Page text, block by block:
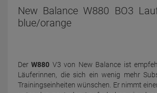
New Balance W880 BO3
blue/orange
DerW880 V3 von New Balance ist
Läuferinnen, die sich ein wenig mehr
Trainingseinheiten wünschen. Er nimmt